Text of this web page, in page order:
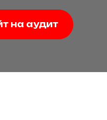
на аудит